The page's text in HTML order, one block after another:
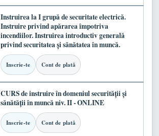
Instruirea la I grupă de securitate electrică.
Instruire privind apărarea împotriva
incendiilor. Instruirea introductiv generală
privind securitatea și sănătatea în muncă.
Inscrie-te Cont de plată
CURS de instruire în domeniul securității și
sănătății în muncă niv. II - ONLINE
Inscrie-te Cont de plată